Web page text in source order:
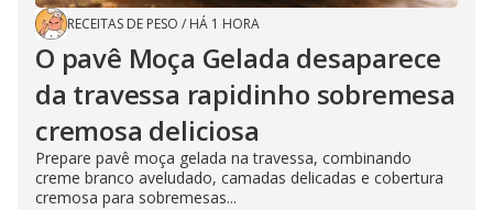
RECEITAS DE PESO / HÁ 1 HORA
O pavê Moça Gelada desaparece
da travessa rapidinho sobremesa
cremosa deliciosa
Prepare pavê moça gelada na travessa, combinando
creme branco aveludado, camadas delicadas e cobertura
cremosa para sobremesas...